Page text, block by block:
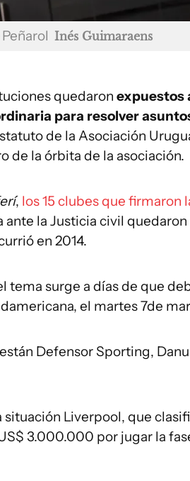
Inés Guimaraens
quedaron expuestos
para resolver
de la Asociación
de la órbita de la asociación.
, los 15 clubes que firmaron
ante la Justicia civil
en 2014.
tema surge a días de que
el martes 7de
Defensor Sporting,
Liverpool, que
3.000.000 por jugar la